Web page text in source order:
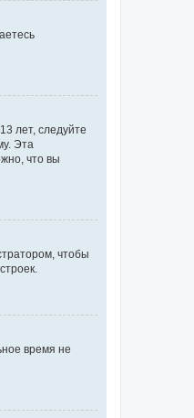
лет, следуйте
Эта
что вы
чтобы
время не